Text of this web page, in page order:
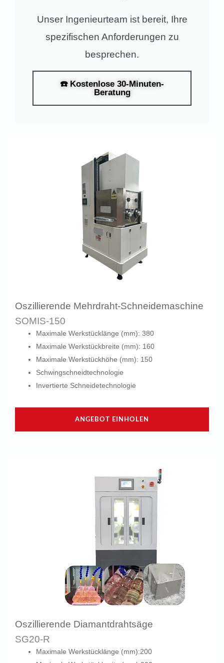
Unser Ingenieurteam ist bereit, Ihre
spezifischen Anforderungen zu
besprechen.
☎️ Kostenlose 30-Minuten-
Beratung
Oszillierende Mehrdraht-Schneidemaschine
SOMIS-150
Maximale Werkstücklänge (mm): 380
Maximale Werkstückbreite (mm): 160
Maximale Werkstückhöhe (mm): 150
Schwingschneidtechnologie
Invertierte Schneidetechnologie
ANGEBOT EINHOLEN
Oszillierende Diamantdrahtsäge
SG20-R
Maximale Werkstücklänge (mm):200